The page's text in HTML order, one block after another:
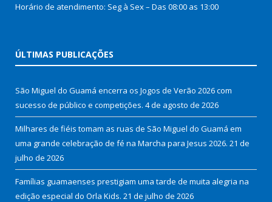
Horário de atendimento: Seg à Sex – Das 08:00 as 13:00
ÚLTIMAS PUBLICAÇÕES
São Miguel do Guamá encerra os Jogos de Verão 2026 com
sucesso de público e competições. 4 de agosto de 2026
Milhares de fiéis tomam as ruas de São Miguel do Guamá em
uma grande celebração de fé na Marcha para Jesus 2026. 21 de
julho de 2026
Famílias guamaenses prestigiam uma tarde de muita alegria na
edição especial do Orla Kids. 21 de julho de 2026